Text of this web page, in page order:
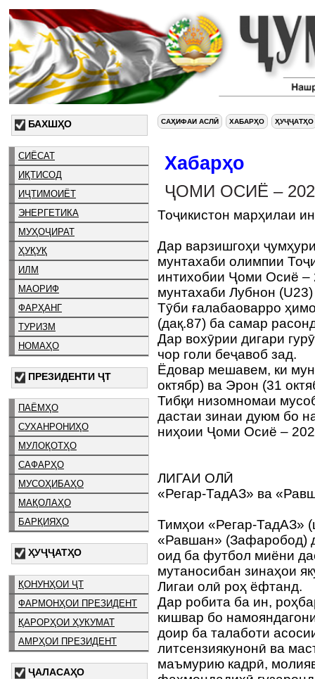
БАХШҲО
СИЁСАТ
ИҚТИСОД
ИҶТИМОИЁТ
ЭНЕРГЕТИКА
МУҲОҶИРАТ
ҲУҚУҚ
ИЛМ
МАОРИФ
ФАРҲАНГ
ТУРИЗМ
НОМАҲО
ПРЕЗИДЕНТИ ҶТ
ПАЁМҲО
СУХАНРОНИҲО
МУЛОҚОТҲО
САФАРҲО
МУСОҲИБАҲО
МАҚОЛАҲО
БАРҚИЯҲО
ҲУҶҶАТҲО
ҚОНУНҲОИ ҶТ
ФАРМОНҲОИ ПРЕЗИДЕНТ
ҚАРОРҲОИ ҲУКУМАТ
АМРҲОИ ПРЕЗИДЕНТ
ҶАЛАСАҲО
САҲИФАИ АСЛӢ ХАБАРҲО ҲУҶҶАТҲО
Хабарҳо
ҶОМИ ОСИЁ –
Тоҷикистон марҳилаи
Дар варзишгоҳи
мунтахаби олимпии
интихобии Ҷоми Осиё –
мунтахаби Лубнон
Тӯби ғалабаоварро
(дақ.87) ба самар
Дар вохӯрии дигари
чор голи беҷавоб зад.
Ёдовар мешавем, ки
октябр) ва Эрон (31
Тибқи низомномаи
дастаи зинаи дуюм бо
ниҳоии Ҷоми Осиё –
ЛИГАИ ОЛӢ
«Регар-ТадАЗ» ва
Тимҳои «Регар-ТадАЗ»
«Равшан» (Зафаробод)
оид ба футбол миёни
мутаносибан зинаҳои
Лигаи олӣ роҳ ёфтанд.
Дар робита ба ин,
кишвар бо
доир ба талаботи
литсензиякунонӣ ва
маъмурию кадрӣ,